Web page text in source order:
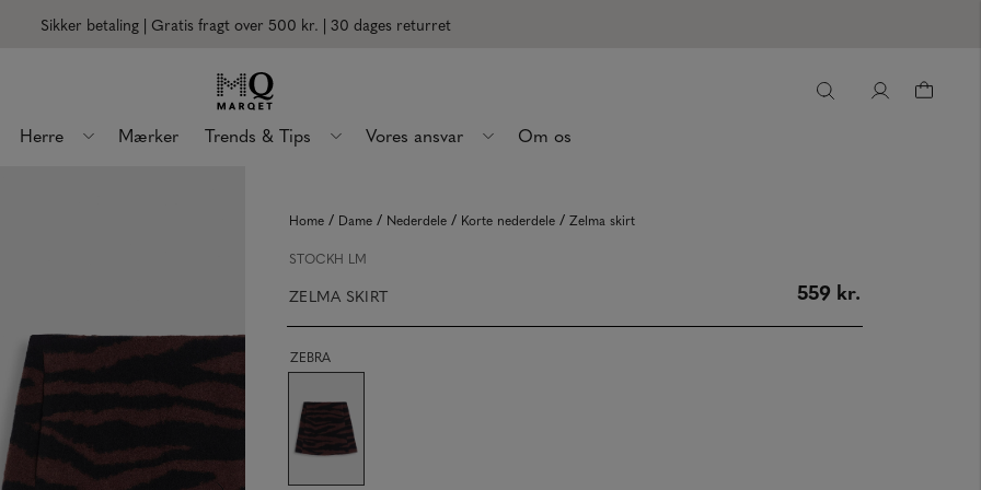
Sikker betaling | Gratis fragt over 500 kr. | 30 dages returret
Herre Mærker Trends & Tips Vores ansvar Om os
Home / Dame / Nederdele / Korte nederdele / Zelma skirt
STOCKH LM
ZELMA SKIRT 559 kr.
ZEBRA